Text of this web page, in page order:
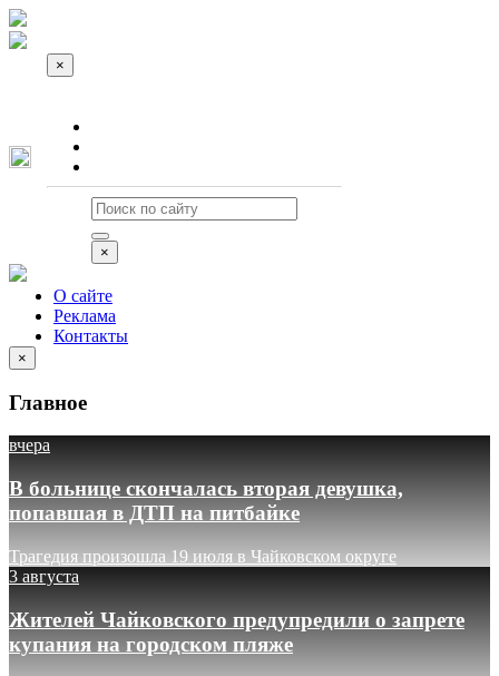
×
×
О сайте
Реклама
Контакты
×
Главное
вчера
В больнице скончалась вторая девушка,
попавшая в ДТП на питбайке
Трагедия произошла 19 июля в Чайковском округе
3 августа
Жителей Чайковского предупредили о запрете
купания на городском пляже